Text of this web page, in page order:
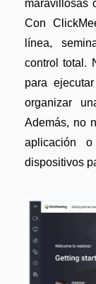
Sanidad
Gobierno
Explorar todas
PDFelement
PDFelement
PDFelement
PDFelement
Centro de
Plantillas de
Edita y
Descuento
maravillosas
Con
línea,
control total.
para
organizar
Además, no
aplicación
dispositivos